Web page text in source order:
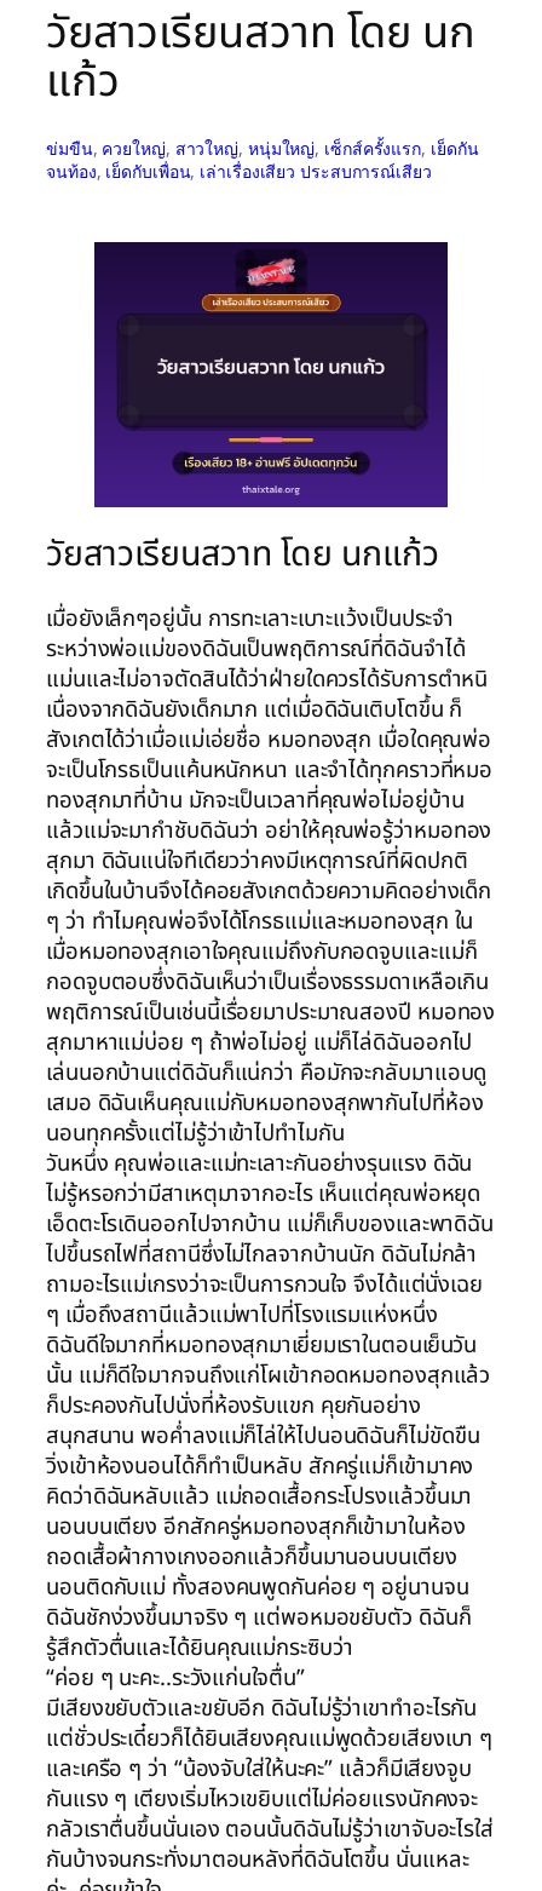
วัยสาวเรียนสวาท โดย นก
แก้ว
ข่มขืน, ควยใหญ่, สาวใหญ่, หนุ่มใหญ่, เซ็กส์ครั้งแรก, เย็ดกัน
จนท้อง, เย็ดกับเพื่อน, เล่าเรื่องเสียว ประสบการณ์เสียว
วัยสาวเรียนสวาท โดย นกแก้ว
เมื่อยังเล็กๆอยู่นั้น การทะเลาะเบาะแว้งเป็นประจำ
ระหว่างพ่อแม่ของดิฉันเป็นพฤติการณ์ที่ดิฉันจำได้
แม่นและไม่อาจตัดสินได้ว่าฝ่ายใดควรได้รับการตำหนิ
เนื่องจากดิฉันยังเด็กมาก แต่เมื่อดิฉันเติบโตขึ้น ก็
สังเกตได้ว่าเมื่อแม่เอ่ยชื่อ หมอทองสุก เมื่อใดคุณพ่อ
จะเป็นโกรธเป็นแค้นหนักหนา และจำได้ทุกคราวที่หมอ
ทองสุกมาที่บ้าน มักจะเป็นเวลาที่คุณพ่อไม่อยู่บ้าน
แล้วแม่จะมากำชับดิฉันว่า อย่าให้คุณพ่อรู้ว่าหมอทอง
สุกมา ดิฉันแน่ใจทีเดียวว่าคงมีเหตุการณ์ที่ผิดปกติ
เกิดขึ้นในบ้านจึงได้คอยสังเกตด้วยความคิดอย่างเด็ก
ๆ ว่า ทำไมคุณพ่อจึงได้โกรธแม่และหมอทองสุก ใน
เมื่อหมอทองสุกเอาใจคุณแม่ถึงกับกอดจูบและแม่ก็
กอดจูบตอบซึ่งดิฉันเห็นว่าเป็นเรื่องธรรมดาเหลือเกิน
พฤติการณ์เป็นเช่นนี้เรื่อยมาประมาณสองปี หมอทอง
สุกมาหาแม่บ่อย ๆ ถ้าพ่อไม่อยู่ แม่ก็ไล่ดิฉันออกไป
เล่นนอกบ้านแต่ดิฉันก็แน่กว่า คือมักจะกลับมาแอบดู
เสมอ ดิฉันเห็นคุณแม่กับหมอทองสุกพากันไปที่ห้อง
นอนทุกครั้งแต่ไม่รู้ว่าเข้าไปทำไมกัน
วันหนึ่ง คุณพ่อและแม่ทะเลาะกันอย่างรุนแรง ดิฉัน
ไม่รู้หรอกว่ามีสาเหตุมาจากอะไร เห็นแต่คุณพ่อหยุด
เอ็ดตะโรเดินออกไปจากบ้าน แม่ก็เก็บของและพาดิฉัน
ไปขึ้นรถไฟที่สถานีซึ่งไม่ไกลจากบ้านนัก ดิฉันไม่กล้า
ถามอะไรแม่เกรงว่าจะเป็นการกวนใจ จึงได้แต่นั่งเฉย
ๆ เมื่อถึงสถานีแล้วแม่พาไปที่โรงแรมแห่งหนึ่ง
ดิฉันดีใจมากที่หมอทองสุกมาเยี่ยมเราในตอนเย็นวัน
นั้น แม่ก็ดีใจมากจนถึงแก่โผเข้ากอดหมอทองสุกแล้ว
ก็ประคองกันไปนั่งที่ห้องรับแขก คุยกันอย่าง
สนุกสนาน พอค่ำลงแม่ก็ไล่ให้ไปนอนดิฉันก็ไม่ขัดขืน
วิ่งเข้าห้องนอนได้ก็ทำเป็นหลับ สักครู่แม่ก็เข้ามาคง
คิดว่าดิฉันหลับแล้ว แม่ถอดเสื้อกระโปรงแล้วขึ้นมา
นอนบนเตียง อีกสักครู่หมอทองสุกก็เข้ามาในห้อง
ถอดเสื้อผ้ากางเกงออกแล้วก็ขึ้นมานอนบนเตียง
นอนติดกับแม่ ทั้งสองคนพูดกันค่อย ๆ อยู่นานจน
ดิฉันชักง่วงขึ้นมาจริง ๆ แต่พอหมอขยับตัว ดิฉันก็
รู้สึกตัวตื่นและได้ยินคุณแม่กระซิบว่า
“ค่อย ๆ นะคะ..ระวังแก่นใจตื่น”
มีเสียงขยับตัวและขยับอีก ดิฉันไม่รู้ว่าเขาทำอะไรกัน
แต่ชั่วประเดี๋ยวก็ได้ยินเสียงคุณแม่พูดด้วยเสียงเบา ๆ
และเครือ ๆ ว่า “น้องจับใส่ให้นะคะ” แล้วก็มีเสียงจูบ
กันแรง ๆ เตียงเริ่มไหวเขยิบแต่ไม่ค่อยแรงนักคงจะ
กลัวเราตื่นขึ้นนั่นเอง ตอนนั้นดิฉันไม่รู้ว่าเขาจับอะไรใส่
กันบ้างจนกระทั่งมาตอนหลังที่ดิฉันโตขึ้น นั่นแหละ